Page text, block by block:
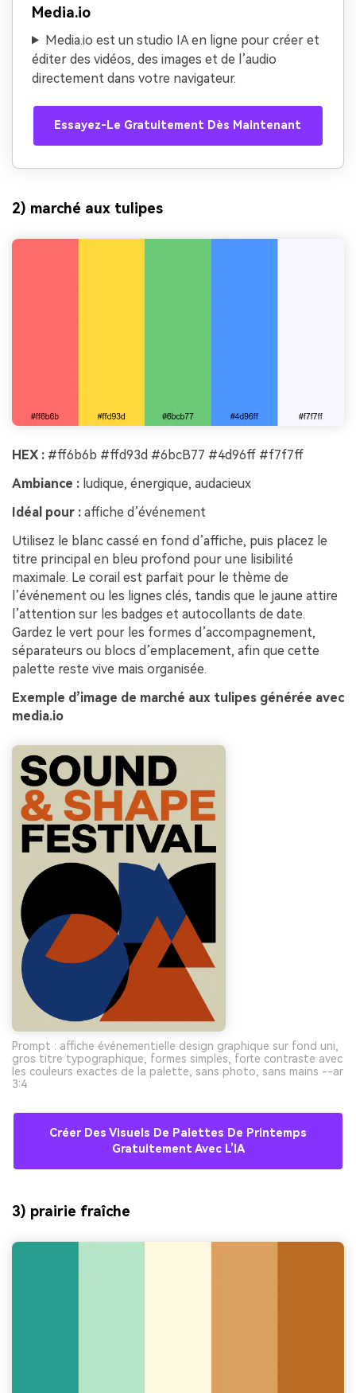
Media.io
Media.io est un studio IA en ligne pour créer et
éditer des vidéos, des images et de l’audio
directement dans votre navigateur.
Essayez-Le Gratuitement Dès Maintenant
2) marché aux tulipes
HEX : #ff6b6b #ffd93d #6bcB77 #4d96ff #f7f7ff
Ambiance : ludique, énergique, audacieux
Idéal pour : affiche d’événement
Utilisez le blanc cassé en fond d’affiche, puis placez le
titre principal en bleu profond pour une lisibilité
maximale. Le corail est parfait pour le thème de
l’événement ou les lignes clés, tandis que le jaune attire
l’attention sur les badges et autocollants de date.
Gardez le vert pour les formes d’accompagnement,
séparateurs ou blocs d’emplacement, afin que cette
palette reste vive mais organisée.
Exemple d’image de marché aux tulipes générée avec
media.io
Prompt : affiche événementielle design graphique sur fond uni,
gros titre typographique, formes simples, forte contraste avec
les couleurs exactes de la palette, sans photo, sans mains --ar
3:4
Créer Des Visuels De Palettes De Printemps
Gratuitement Avec L’IA
3) prairie fraîche